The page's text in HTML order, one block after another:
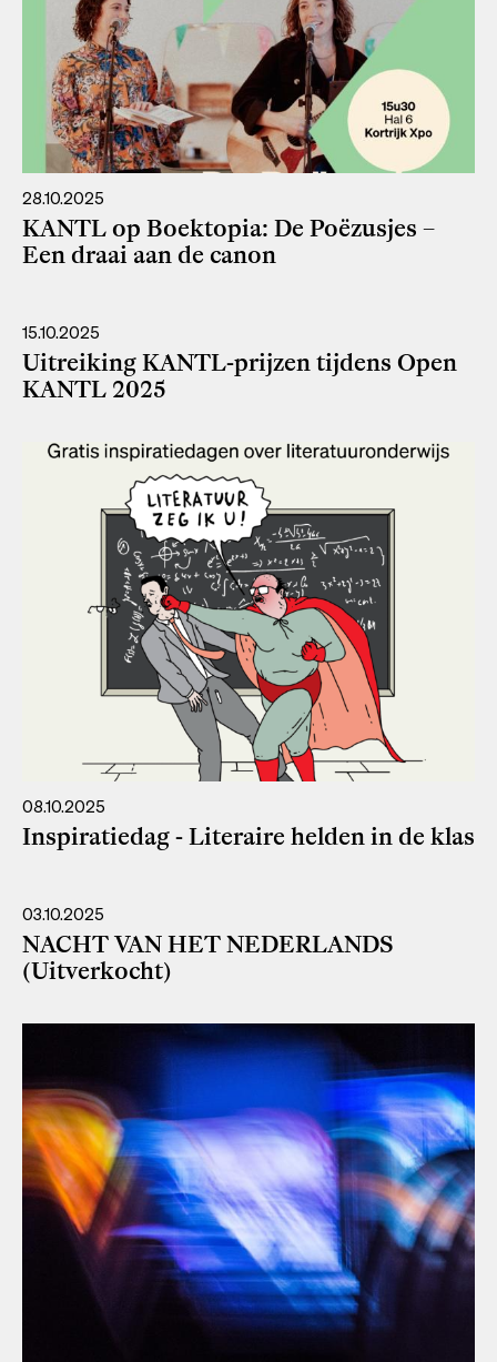
28.10.2025
KANTL op Boektopia: De Poëzusjes –
Een draai aan de canon
15.10.2025
Uitreiking KANTL-prijzen tijdens Open
KANTL 2025
08.10.2025
Inspiratiedag - Literaire helden in de klas
03.10.2025
NACHT VAN HET NEDERLANDS
(Uitverkocht)